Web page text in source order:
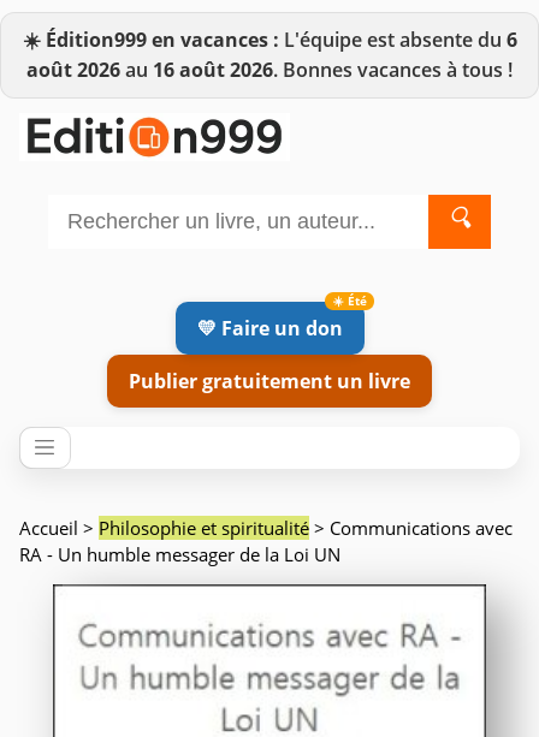
☀️ Édition999 en vacances : L'équipe est absente du 6
août 2026au 16 août 2026. Bonnes vacances à tous !
🔍
💛 Faire un don
Publier gratuitement un livre
Accueil > Philosophie et spiritualité > Communications avec
RA - Un humble messager de la Loi UN